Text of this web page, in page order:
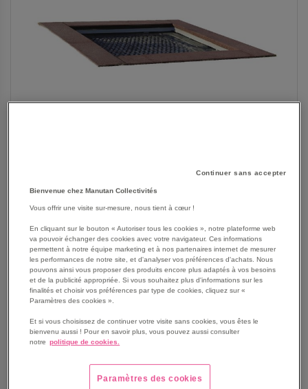
SKIP
BEGINNING
IMAGES
GALLERY
Les avantages
Mini trampoline avec tapis sautoir anti dérapant et anti
vandalisme.
Tapis sautoir antidérapant et anti-vandalisme en
segments de caoutchouc recyclé, pour des sauts de
hauteur moyenne.
Rangée de dalles amortissantes sur le pourtour.
Coloris : conforme à l’image.
Continuer sans accepter
Bienvenue chez Manutan Collectivités
Vous offrir une visite sur-mesure, nous tient à cœur !
En cliquant sur le bouton « Autoriser tous les cookies », notre plateforme web
va pouvoir échanger des cookies avec votre navigateur. Ces informations
permettent à notre équipe marketing et à nos partenaires internet de mesurer
les performances de notre site, et d'analyser vos préférences d'achats. Nous
pouvons ainsi vous proposer des produits encore plus adaptés à vos besoins
et de la publicité appropriée. Si vous souhaitez plus d'informations sur les
finalités et choisir vos préférences par type de cookies, cliquez sur «
Paramètres des cookies ».
Et si vous choisissez de continuer votre visite sans cookies, vous êtes le
bienvenu aussi ! Pour en savoir plus, vous pouvez aussi consulter
notre politique de cookies.
Paramètres des cookies